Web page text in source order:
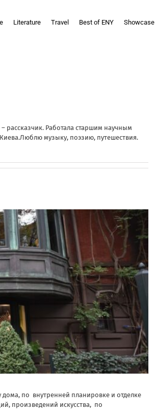
Literature Travel Best of ENY Showcase
Работала старшим научным
музыку, поэзию, путешествия.
по внутренней планировке и отделке
произведений искусства, по